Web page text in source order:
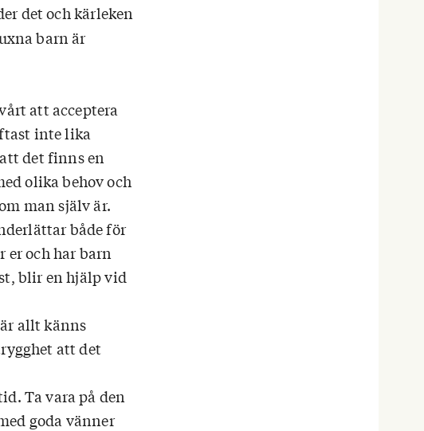
det och kärleken
barn är
att acceptera
inte lika
det finns en
olika behov och
man själv är.
både för
er och har barn
blir en hjälp vid
allt känns
att det
Ta vara på den
goda vänner